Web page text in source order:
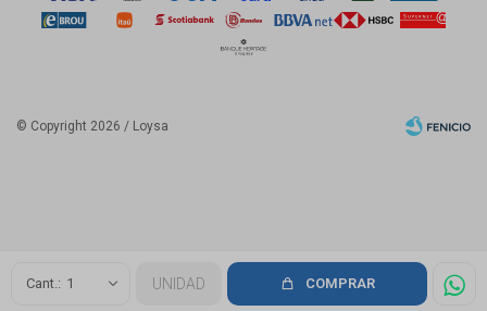
1 UNIDAD COMPRAR
© Copyright 2026 / Loysa
Fenicio